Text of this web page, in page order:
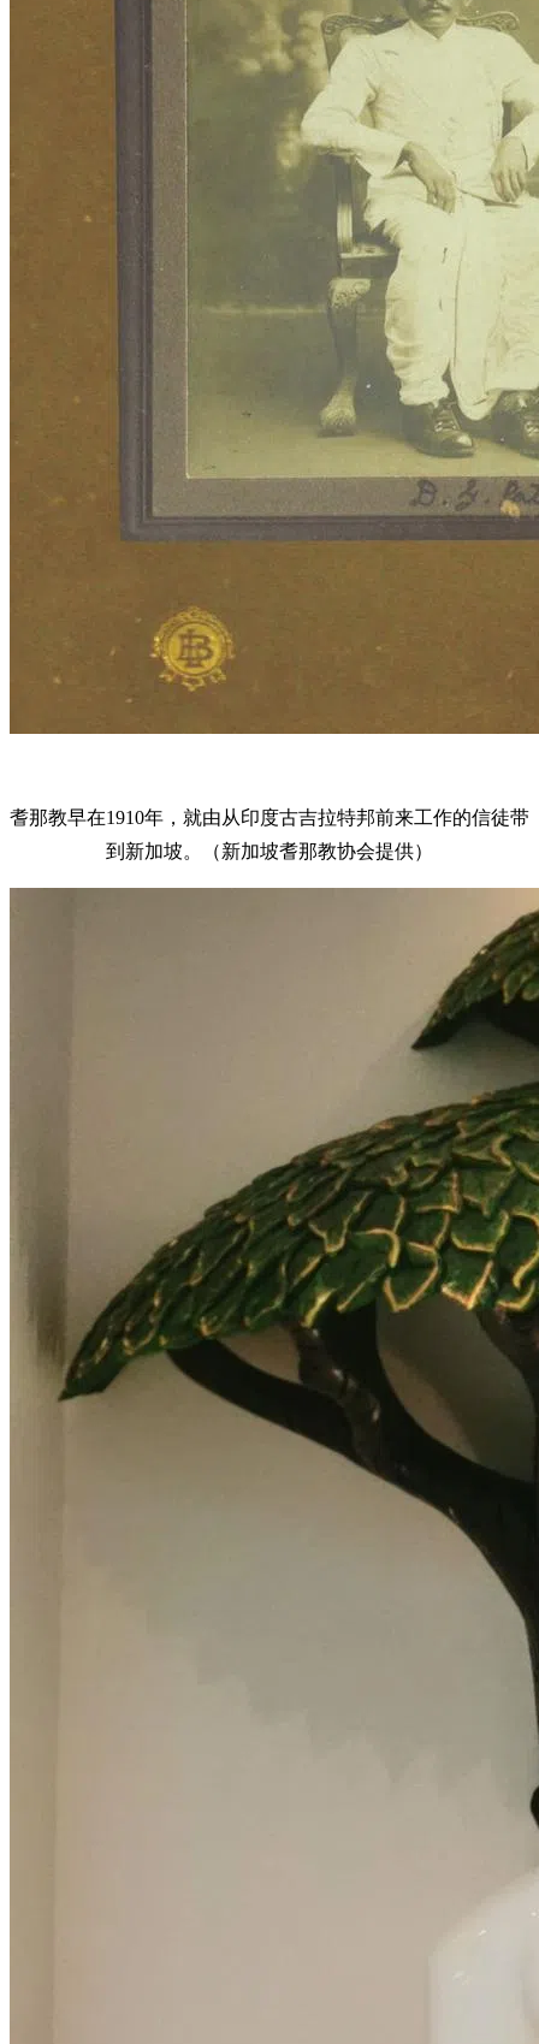
耆那教早在1910年，就由从印度古吉拉特邦前来工作的信徒带
到新加坡。（新加坡耆那教协会提供）